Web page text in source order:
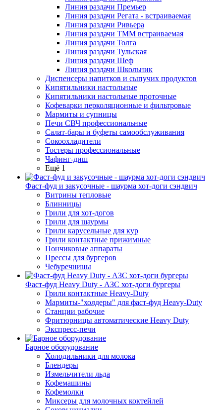
Линия раздачи Премьер
Линия раздачи Регата - встраиваемая
Линия раздачи Ривьера
Линия раздачи ТММ встраиваемая
Линия раздачи Толга
Линия раздачи Тульская
Линия раздачи Шеф
Линия раздачи Школьник
Диспенсеры напитков и сыпучих продуктов
Кипятильники настольные
Кипятильники настольные проточные
Кофеварки перколяционные и фильтровые
Мармиты и супницы
Печи СВЧ профессиональные
Салат-бары и буфеты самообслуживания
Сокоохладители
Тостеры профессиональные
Чафинг-диш
Ещё 1
Фаст-фуд и закусочные - шаурма хот-доги сэндвич
Витрины тепловые
Блинницы
Грили для хот-догов
Грили для шаурмы
Грили карусельные для кур
Грили контактные прижимные
Пончиковые аппараты
Прессы для бургеров
Чебуречницы
Фаст-фуд Heavy Duty - АЗС хот-доги бургеры
Грили контактные Heavy-Duty
Мармиты-"холдеры" для фаст-фуд Heavy-Duty
Станции рабочие
Фритюрницы автоматические Heavy Duty
Экспресс-печи
Барное оборудование
Холодильники для молока
Блендеры
Измельчители льда
Кофемашины
Кофемолки
Миксеры для молочных коктейлей